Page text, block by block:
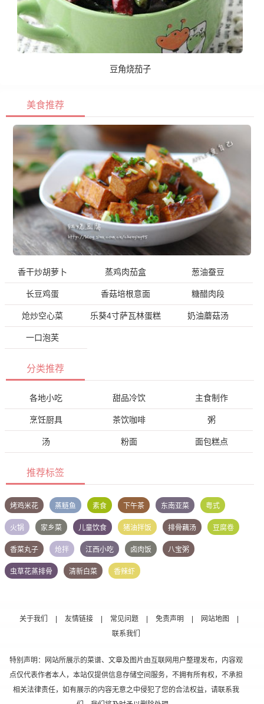
豆角烧茄子
美食推荐
香干炒胡萝卜 蒸鸡肉茄盒 葱油蚕豆
长豆鸡蛋 香菇培根意面 糖醋肉段
炝炒空心菜 乐葵4寸萨瓦林蛋糕 奶油蘑菇汤
一口泡芙
分类推荐
各地小吃 甜品冷饮 主食制作
烹饪厨具 茶饮咖啡 粥
汤 粉面 面包糕点
推荐标签
烤鸡米花 蒸鲢鱼 素食 下午茶 东南亚菜 粤式
火锅 家乡菜 儿童饮食 猪油拌饭 排骨藕汤 豆腐卷
香菜丸子 炝拌 江西小吃 卤肉饭 八宝粥
虫草花蒸排骨 清新白菜 香辣虾
关于我们 友情链接 常见问题 免责声明 网站地图
联系我们
特别声明：网站所展示的菜谱、文章及图片由互联网用户整理发布，内容观
点仅代表作者本人，本站仅提供信息存储空间服务，不拥有所有权，不承担
相关法律责任，如有展示的内容无意之中侵犯了您的合法权益，请联系我